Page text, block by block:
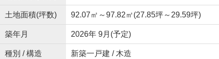
土地面積(坪数) 92.07㎡～97.82㎡(27.85坪～29.59坪)
築年月 2026年 9月(予定)
種別 / 構造 新築一戸建 / 木造